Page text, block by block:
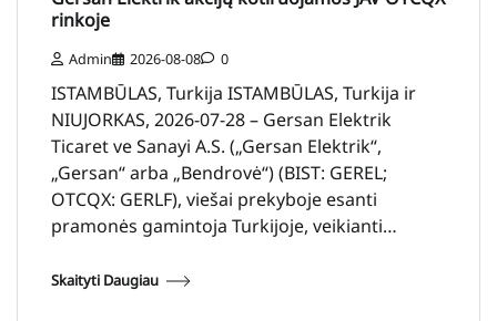
rinkoje
Admin 2026-08-08 0
ISTAMBŪLAS, Turkija ISTAMBŪLAS, Turkija ir
NIUJORKAS, 2026-07-28 – Gersan Elektrik
Ticaret ve Sanayi A.S. („Gersan Elektrik“,
„Gersan“ arba „Bendrovė“) (BIST: GEREL;
OTCQX: GERLF), viešai prekyboje esanti
pramonės gamintoja Turkijoje, veikianti…
Skaityti Daugiau